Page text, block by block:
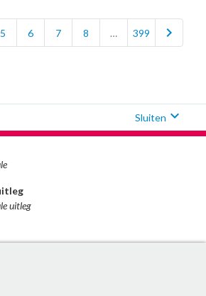
5 6 7 8 … 399 chevron_right
Sluiten expand_more
uitleg